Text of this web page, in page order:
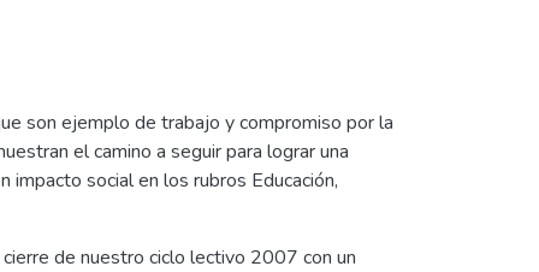
son ejemplo de trabajo y compromiso por la
el camino a seguir para lograr una
social en los rubros Educación,
de nuestro ciclo lectivo 2007 con un